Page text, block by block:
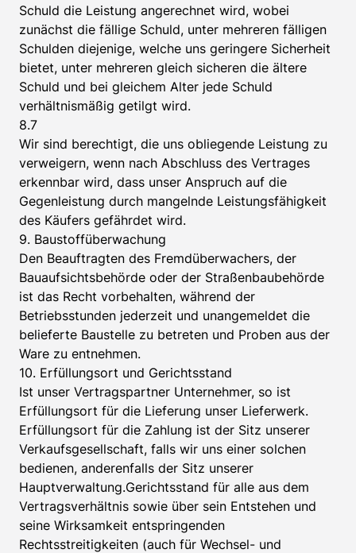
Schuld die Leistung angerechnet wird, wobei
zunächst die fällige Schuld, unter mehreren fälligen
Schulden diejenige, welche uns geringere Sicherheit
bietet, unter mehreren gleich sicheren die ältere
Schuld und bei gleichem Alter jede Schuld
verhältnismäßig getilgt wird.
8.7
Wir sind berechtigt, die uns obliegende Leistung zu
verweigern, wenn nach Abschluss des Vertrages
erkennbar wird, dass unser Anspruch auf die
Gegenleistung durch mangelnde Leistungsfähigkeit
des Käufers gefährdet wird.
9. Baustoffüberwachung
Den Beauftragten des Fremdüberwachers, der
Bauaufsichtsbehörde oder der Straßenbaubehörde
ist das Recht vorbehalten, während der
Betriebsstunden jederzeit und unangemeldet die
belieferte Baustelle zu betreten und Proben aus der
Ware zu entnehmen.
10. Erfüllungsort und Gerichtsstand
Ist unser Vertragspartner Unternehmer, so ist
Erfüllungsort für die Lieferung unser Lieferwerk.
Erfüllungsort für die Zahlung ist der Sitz unserer
Verkaufsgesellschaft, falls wir uns einer solchen
bedienen, anderenfalls der Sitz unserer
Hauptverwaltung.Gerichtsstand für alle aus dem
Vertragsverhältnis sowie über sein Entstehen und
seine Wirksamkeit entspringenden
Rechtsstreitigkeiten (auch für Wechsel- und